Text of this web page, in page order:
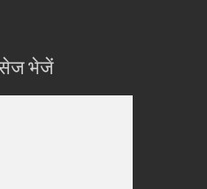
भेजें